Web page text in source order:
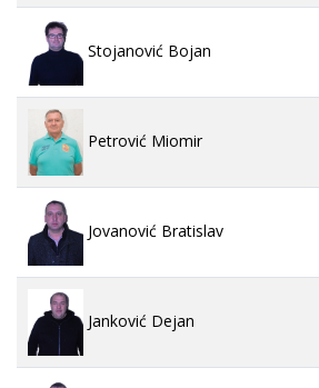
Stojanović Bojan
Petrović Miomir
Jovanović Bratislav
Janković Dejan